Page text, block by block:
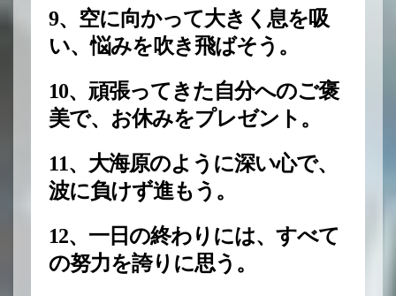
9、空に向かって大きく息を吸
い、悩みを吹き飛ばそう。
10、頑張ってきた自分へのご褒
美で、お休みをプレゼント。
11、大海原のように深い心で、
波に負けず進もう。
12、一日の終わりには、すべて
の努力を誇りに思う。